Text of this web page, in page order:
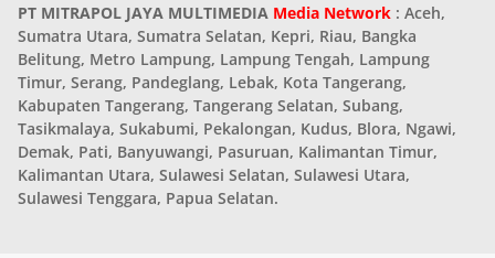
PT MITRAPOL JAYA MULTIMEDIA Media Network : Aceh,
Sumatra Utara, Sumatra Selatan, Kepri, Riau, Bangka
Belitung, Metro Lampung, Lampung Tengah, Lampung
Timur, Serang, Pandeglang, Lebak, Kota Tangerang,
Kabupaten Tangerang, Tangerang Selatan, Subang,
Tasikmalaya, Sukabumi, Pekalongan, Kudus, Blora, Ngawi,
Demak, Pati, Banyuwangi, Pasuruan, Kalimantan Timur,
Kalimantan Utara, Sulawesi Selatan, Sulawesi Utara,
Sulawesi Tenggara, Papua Selatan.